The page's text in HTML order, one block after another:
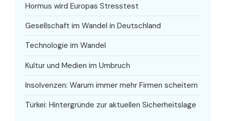
Hormus wird Europas Stresstest
Gesellschaft im Wandel in Deutschland
Technologie im Wandel
Kultur und Medien im Umbruch
Insolvenzen: Warum immer mehr Firmen scheitern
Türkei: Hintergründe zur aktuellen Sicherheitslage